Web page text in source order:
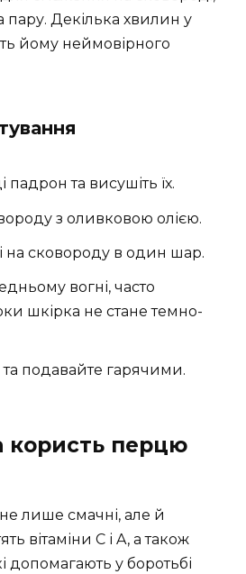
пару. Декілька хвилин у
йому неймовірного
та висушіть їх.
з оливковою олією.
на сковороду в один шар.
вогні, часто
шкірка не стане темно-
та подавайте гарячими.
користь перцю
лише смачні, але й
вітаміни C і A, а також
допомагають у боротьбі